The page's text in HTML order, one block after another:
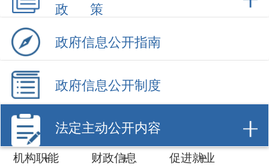
政府信息公开指南
政府信息公开制度
法定主动公开内容
机构职能
计划规划
数据开放
招商引资
建议提案
工作动态
政府采购